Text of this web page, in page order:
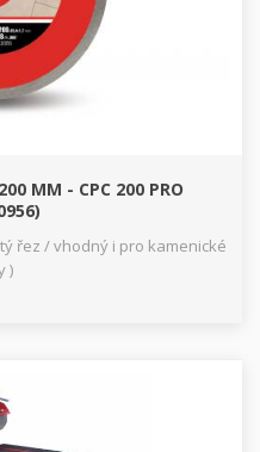
MM - CPC 200 PRO
řez / vhodný i pro kamenické
)